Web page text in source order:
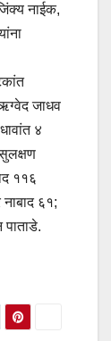
नाईक,
जाधव
४
११६
६१;